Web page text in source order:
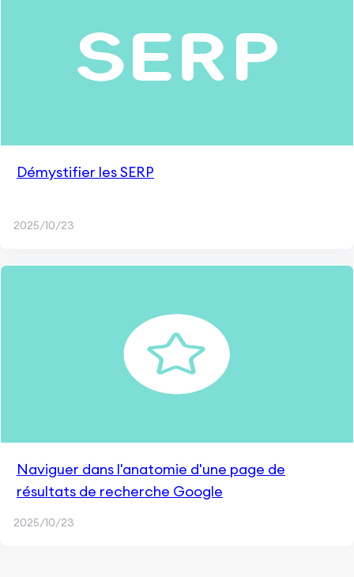
Démystifier les SERP
2025/10/23
Naviguer dans l'anatomie d'une page de
résultats de recherche Google
2025/10/23